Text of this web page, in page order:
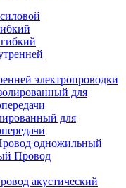
электропроводки
для
одножильный
Провод
акустический